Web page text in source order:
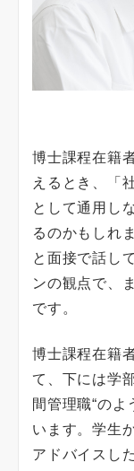
博士課程在籍
えるとき、「
として通用し
るのかもしれ
と面接で話し
ンの観点で、
です。
博士課程在籍
て、下には学
間管理職“の
います。学生
アドバイスし